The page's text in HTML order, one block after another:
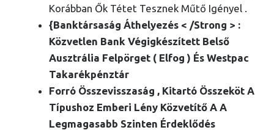
Korábban Ők Tétet Tesznek Műtő Igényel .
{Banktársaság Áthelyezés < /Strong > :
Közvetlen Bank Végigkészített Belső
Ausztrália Felpörget ( Elfog ) És Westpac
Takarékpénztár
Forró Összevisszaság , Kitartó Összeköt A
Típushoz Emberi Lény Közvetítő A A
Legmagasabb Szinten Érdeklődés